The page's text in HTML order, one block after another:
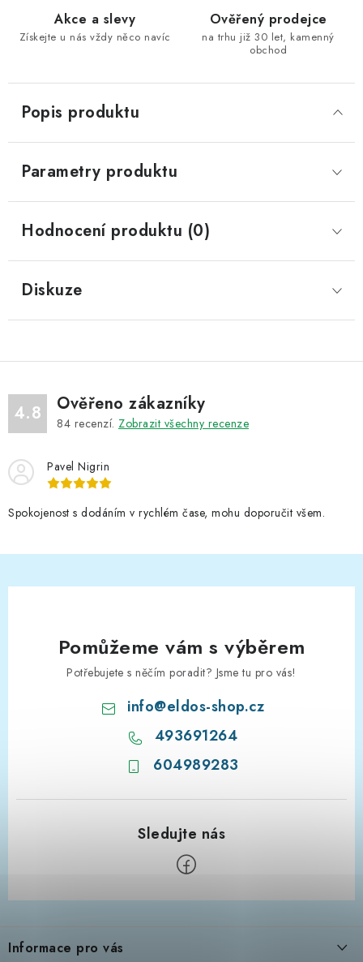
Akce a slevy
Získejte u nás vždy něco navíc
Ověřený prodejce
na trhu již 30 let, kamenný
obchod
Popis produktu
Parametry produktu
Hodnocení produktu (0)
Diskuze
4.8 Ověřeno zákazníky
84 recenzí. Zobrazit všechny recenze
Pavel Nigrin
Spokojenost s dodáním v rychlém čase, mohu doporučit všem.
Pomůžeme vám s výběrem
Potřebujete s něčím poradit? Jsme tu pro vás!
info@eldos-shop.cz
493691264
604989283
pInformace pro vás